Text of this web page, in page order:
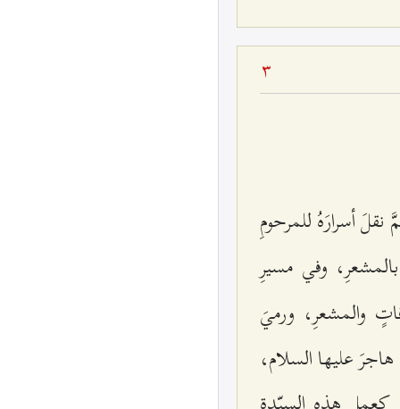
3
أسرارَهُ للمرحومِ
وفي مسيرِ
والمشعرِ، ورميَ
عليها السلام،